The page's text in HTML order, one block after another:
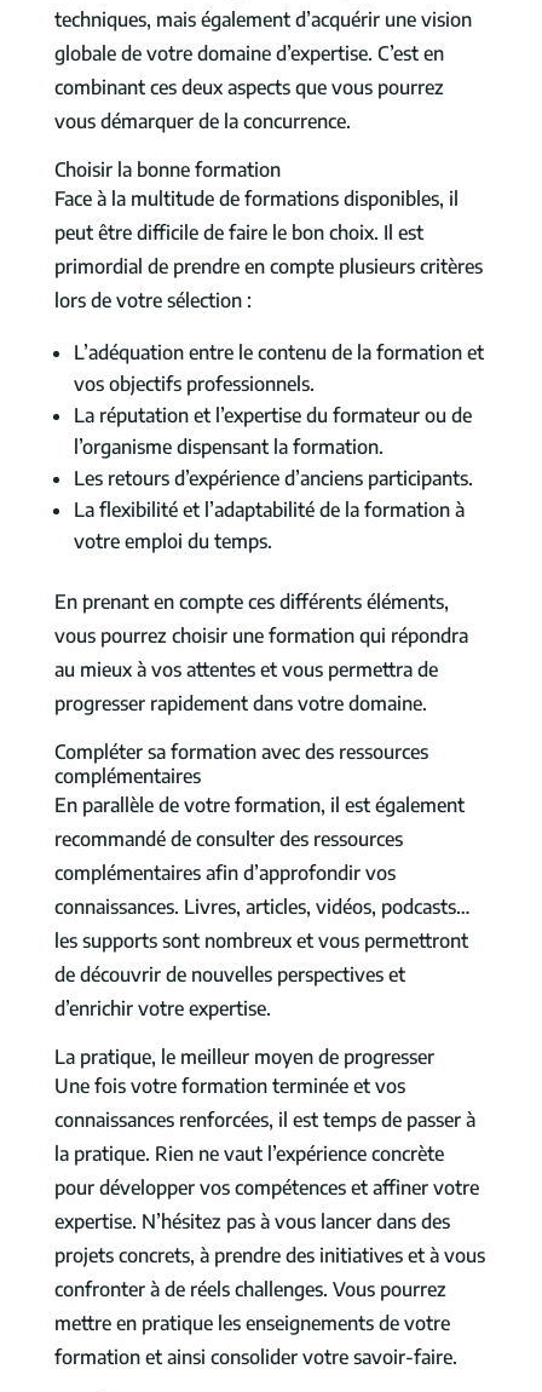
techniques, mais également d’acquérir une vision
globale de votre domaine d’expertise. C’est en
combinant ces deux aspects que vous pourrez
vous démarquer de la concurrence.
Choisir la bonne formation
Face à la multitude de formations disponibles, il
peut être difficile de faire le bon choix. Il est
primordial de prendre en compte plusieurs critères
lors de votre sélection :
L’adéquation entre le contenu de la formation et
vos objectifs professionnels.
La réputation et l’expertise du formateur ou de
l’organisme dispensant la formation.
Les retours d’expérience d’anciens participants.
La flexibilité et l’adaptabilité de la formation à
votre emploi du temps.
En prenant en compte ces différents éléments,
vous pourrez choisir une formation qui répondra
au mieux à vos attentes et vous permettra de
progresser rapidement dans votre domaine.
Compléter sa formation avec des ressources
complémentaires
En parallèle de votre formation, il est également
recommandé de consulter des ressources
complémentaires afin d’approfondir vos
connaissances. Livres, articles, vidéos, podcasts…
les supports sont nombreux et vous permettront
de découvrir de nouvelles perspectives et
d’enrichir votre expertise.
La pratique, le meilleur moyen de progresser
Une fois votre formation terminée et vos
connaissances renforcées, il est temps de passer à
la pratique. Rien ne vaut l’expérience concrète
pour développer vos compétences et affiner votre
expertise. N’hésitez pas à vous lancer dans des
projets concrets, à prendre des initiatives et à vous
confronter à de réels challenges. Vous pourrez
mettre en pratique les enseignements de votre
formation et ainsi consolider votre savoir-faire.